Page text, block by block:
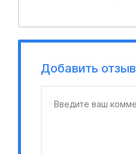
Добавить отзыв